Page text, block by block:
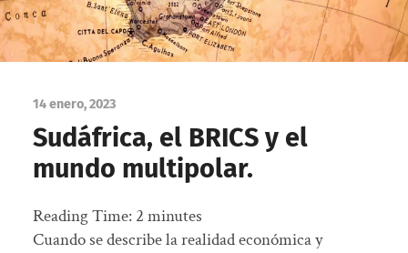
14 enero, 2023
Sudáfrica, el BRICS y el
mundo multipolar.
Reading Time: 2 minutes
Cuando se describe la realidad económica y